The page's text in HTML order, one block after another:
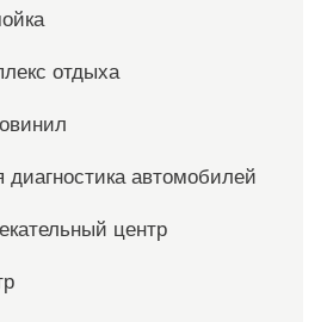
отдыха
диагностика автомобилей
центр